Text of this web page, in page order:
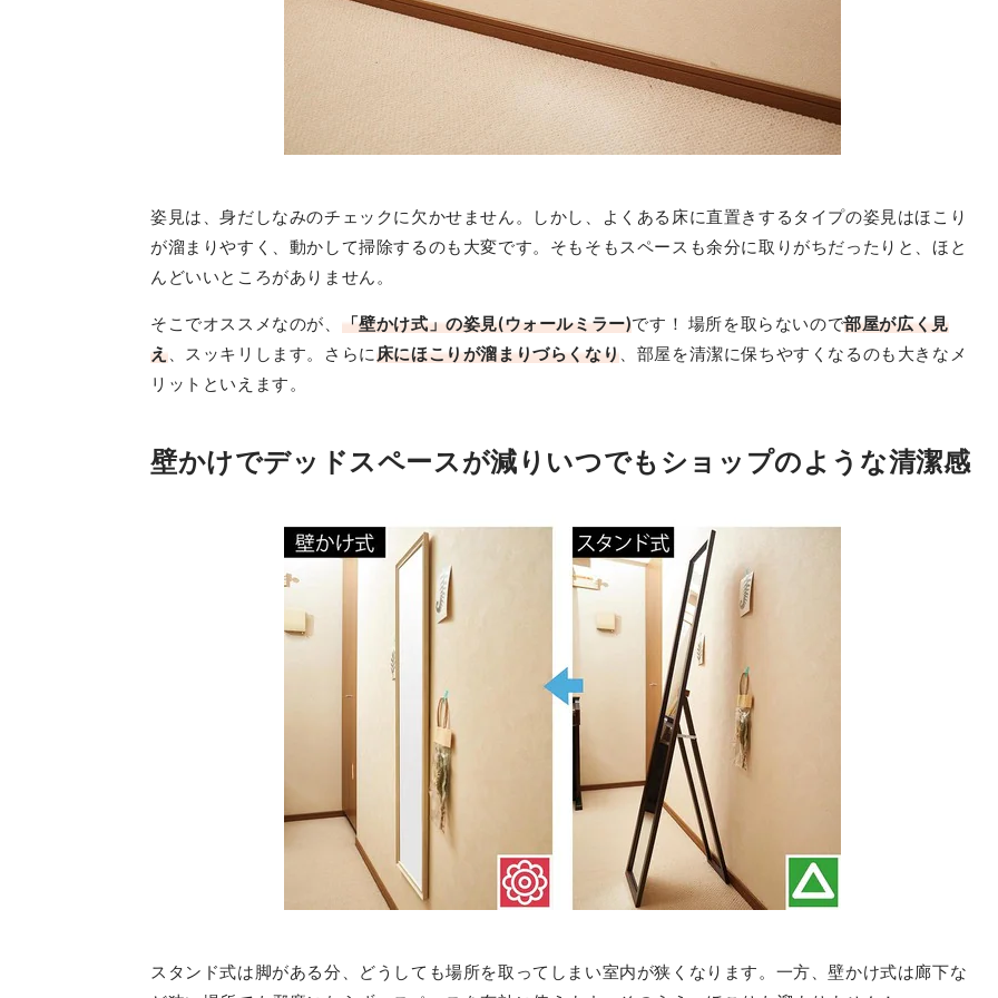
姿見は、身だしなみのチェックに欠かせません。しかし、よくある床に直置きするタイプの姿見はほこり
が溜まりやすく、動かして掃除するのも大変です。そもそもスペースも余分に取りがちだったりと、ほと
んどいいところがありません。
そこでオススメなのが、 「壁かけ式」の姿見(ウォールミラー)です！ 場所を取らないので部屋が広く見
え、スッキリします。さらに床にほこりが溜まりづらくなり 、部屋を清潔に保ちやすくなるのも大きなメ
リットといえます。
壁かけでデッドスペースが減りいつでもショップのような清潔感
スタンド式は脚がある分、どうしても場所を取ってしまい室内が狭くなります。一方、壁かけ式は廊下な